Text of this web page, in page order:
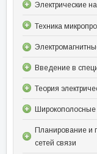
Электрические
Техника
Введение в
Теория
Планирование и
сетей связи